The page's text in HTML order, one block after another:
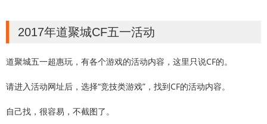
2017年道聚城CF五一活动
道聚城五一超惠玩，有各个游戏的活动内容，这里只说CF的。
请进入活动网址后，选择“竞技类游戏”，找到CF的活动内容。
自己找，很容易，不截图了。